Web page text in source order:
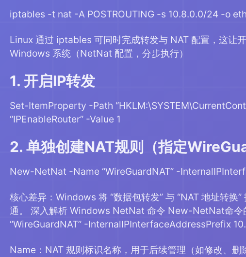
iptables -t nat -A POSTROUTING -s 10.8.0.0/24 -o
Linux 通过 iptables 可同时完成转发与 NAT 配置，这让开
Windows 系统（NetNat 配置，分步执行）
1. 开启IP转发
Set-ItemProperty -Path
“IPEnableRouter” -Value 1
2. 单独创建NAT规则（指定
New-NetNat -Name “WireGuardNAT” -
核心差异：Windows 将 “数据包转发” 与 “NAT 地址转换
通。 深入解析 Windows NetNat 命令 New-NetNat命
“WireGuardNAT” -InternalIPInterfaceAddressPrefix
Name：NAT 规则标识名称，用于后续管理（如修改、